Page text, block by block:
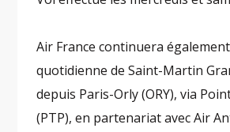
Air France continuera
quotidienne de Saint-Martin
depuis Paris-Orly (ORY), via
(PTP), en partenariat avec Air